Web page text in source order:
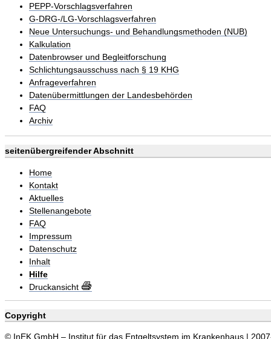
PEPP-Vorschlagsverfahren
G-DRG-/LG-Vorschlagsverfahren
Neue Untersuchungs- und Behandlungsmethoden (NUB)
Kalkulation
Datenbrowser und Begleitforschung
Schlichtungsausschuss nach § 19 KHG
Anfrageverfahren
Datenübermittlungen der Landesbehörden
FAQ
Archiv
seitenübergreifender Abschnitt
Home
Kontakt
Aktuelles
Stellenangebote
FAQ
Impressum
Datenschutz
Inhalt
Hilfe
Druckansicht
Copyright
© InEK GmbH – Institut für das Entgeltsystem im Krankenhaus |